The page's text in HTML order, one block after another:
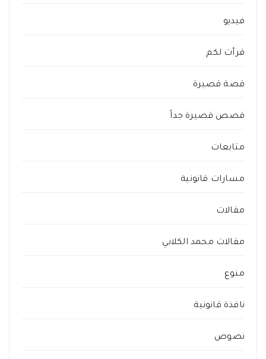
فيديو
قرأت لكم
قصة قصيرة
قصص قصيرة جداً
متابعات
مسارات قانونية
مقالات
مقالات محمد الكلابي
منوع
نافذة قانونية
نصوص